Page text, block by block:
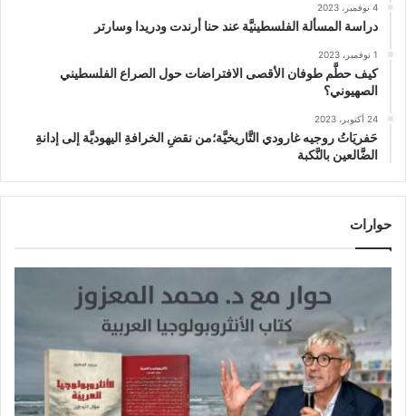
4 نوفمبر، 2023
دراسة المسألة الفلسطينيَّة عند حنا أرندت ودريدا وسارتر
1 نوفمبر، 2023
كيف حطَّم طوفان الأقصى الافتراضات حول الصراع الفلسطيني
الصهيوني؟
24 أكتوبر، 2023
حَفريَاتُ روجيه غارودي التَّاريخيَّة؛من نقضِ الخرافةِ اليهوديَّة إلى إدانةِ
الضَّالعين بالنَّكبة
حوارات